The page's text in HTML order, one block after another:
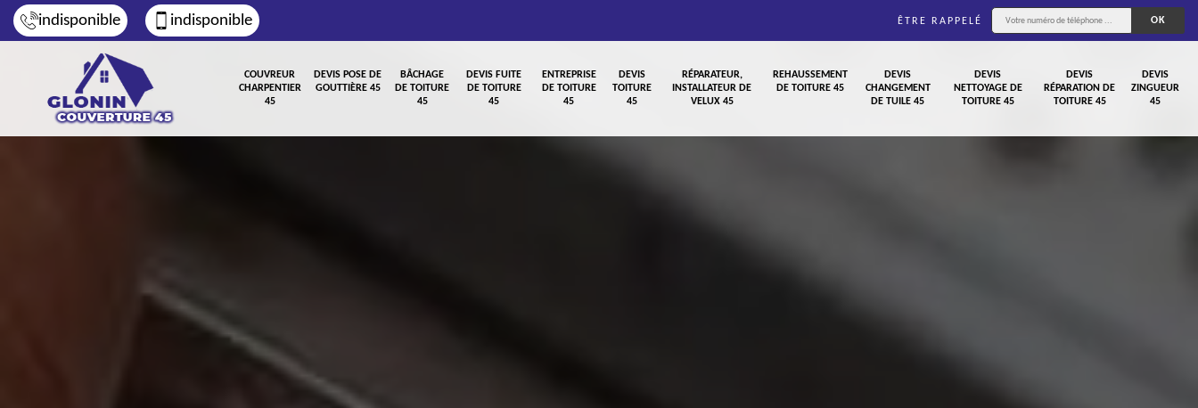
indisponible indisponible ÊTRE RAPPELÉ
COUVREUR
CHARPENTIER
45
DEVIS POSE DE
GOUTTIÈRE 45
BÂCHAGE
DE TOITURE
45
DEVIS FUITE
DE TOITURE
45
ENTREPRISE
DE TOITURE
45
DEVIS
TOITURE
45
RÉPARATEUR,
INSTALLATEUR DE
VELUX 45
REHAUSSEMENT
DE TOITURE 45
DEVIS
CHANGEMENT
DE TUILE 45
DEVIS
NETTOYAGE DE
TOITURE 45
DEVIS
RÉPARATION DE
TOITURE 45
DEVIS
ZINGUEUR
45